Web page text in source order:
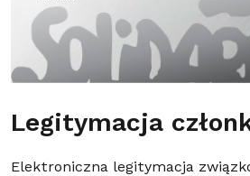
Legitymacja
Elektroniczna legitymacja